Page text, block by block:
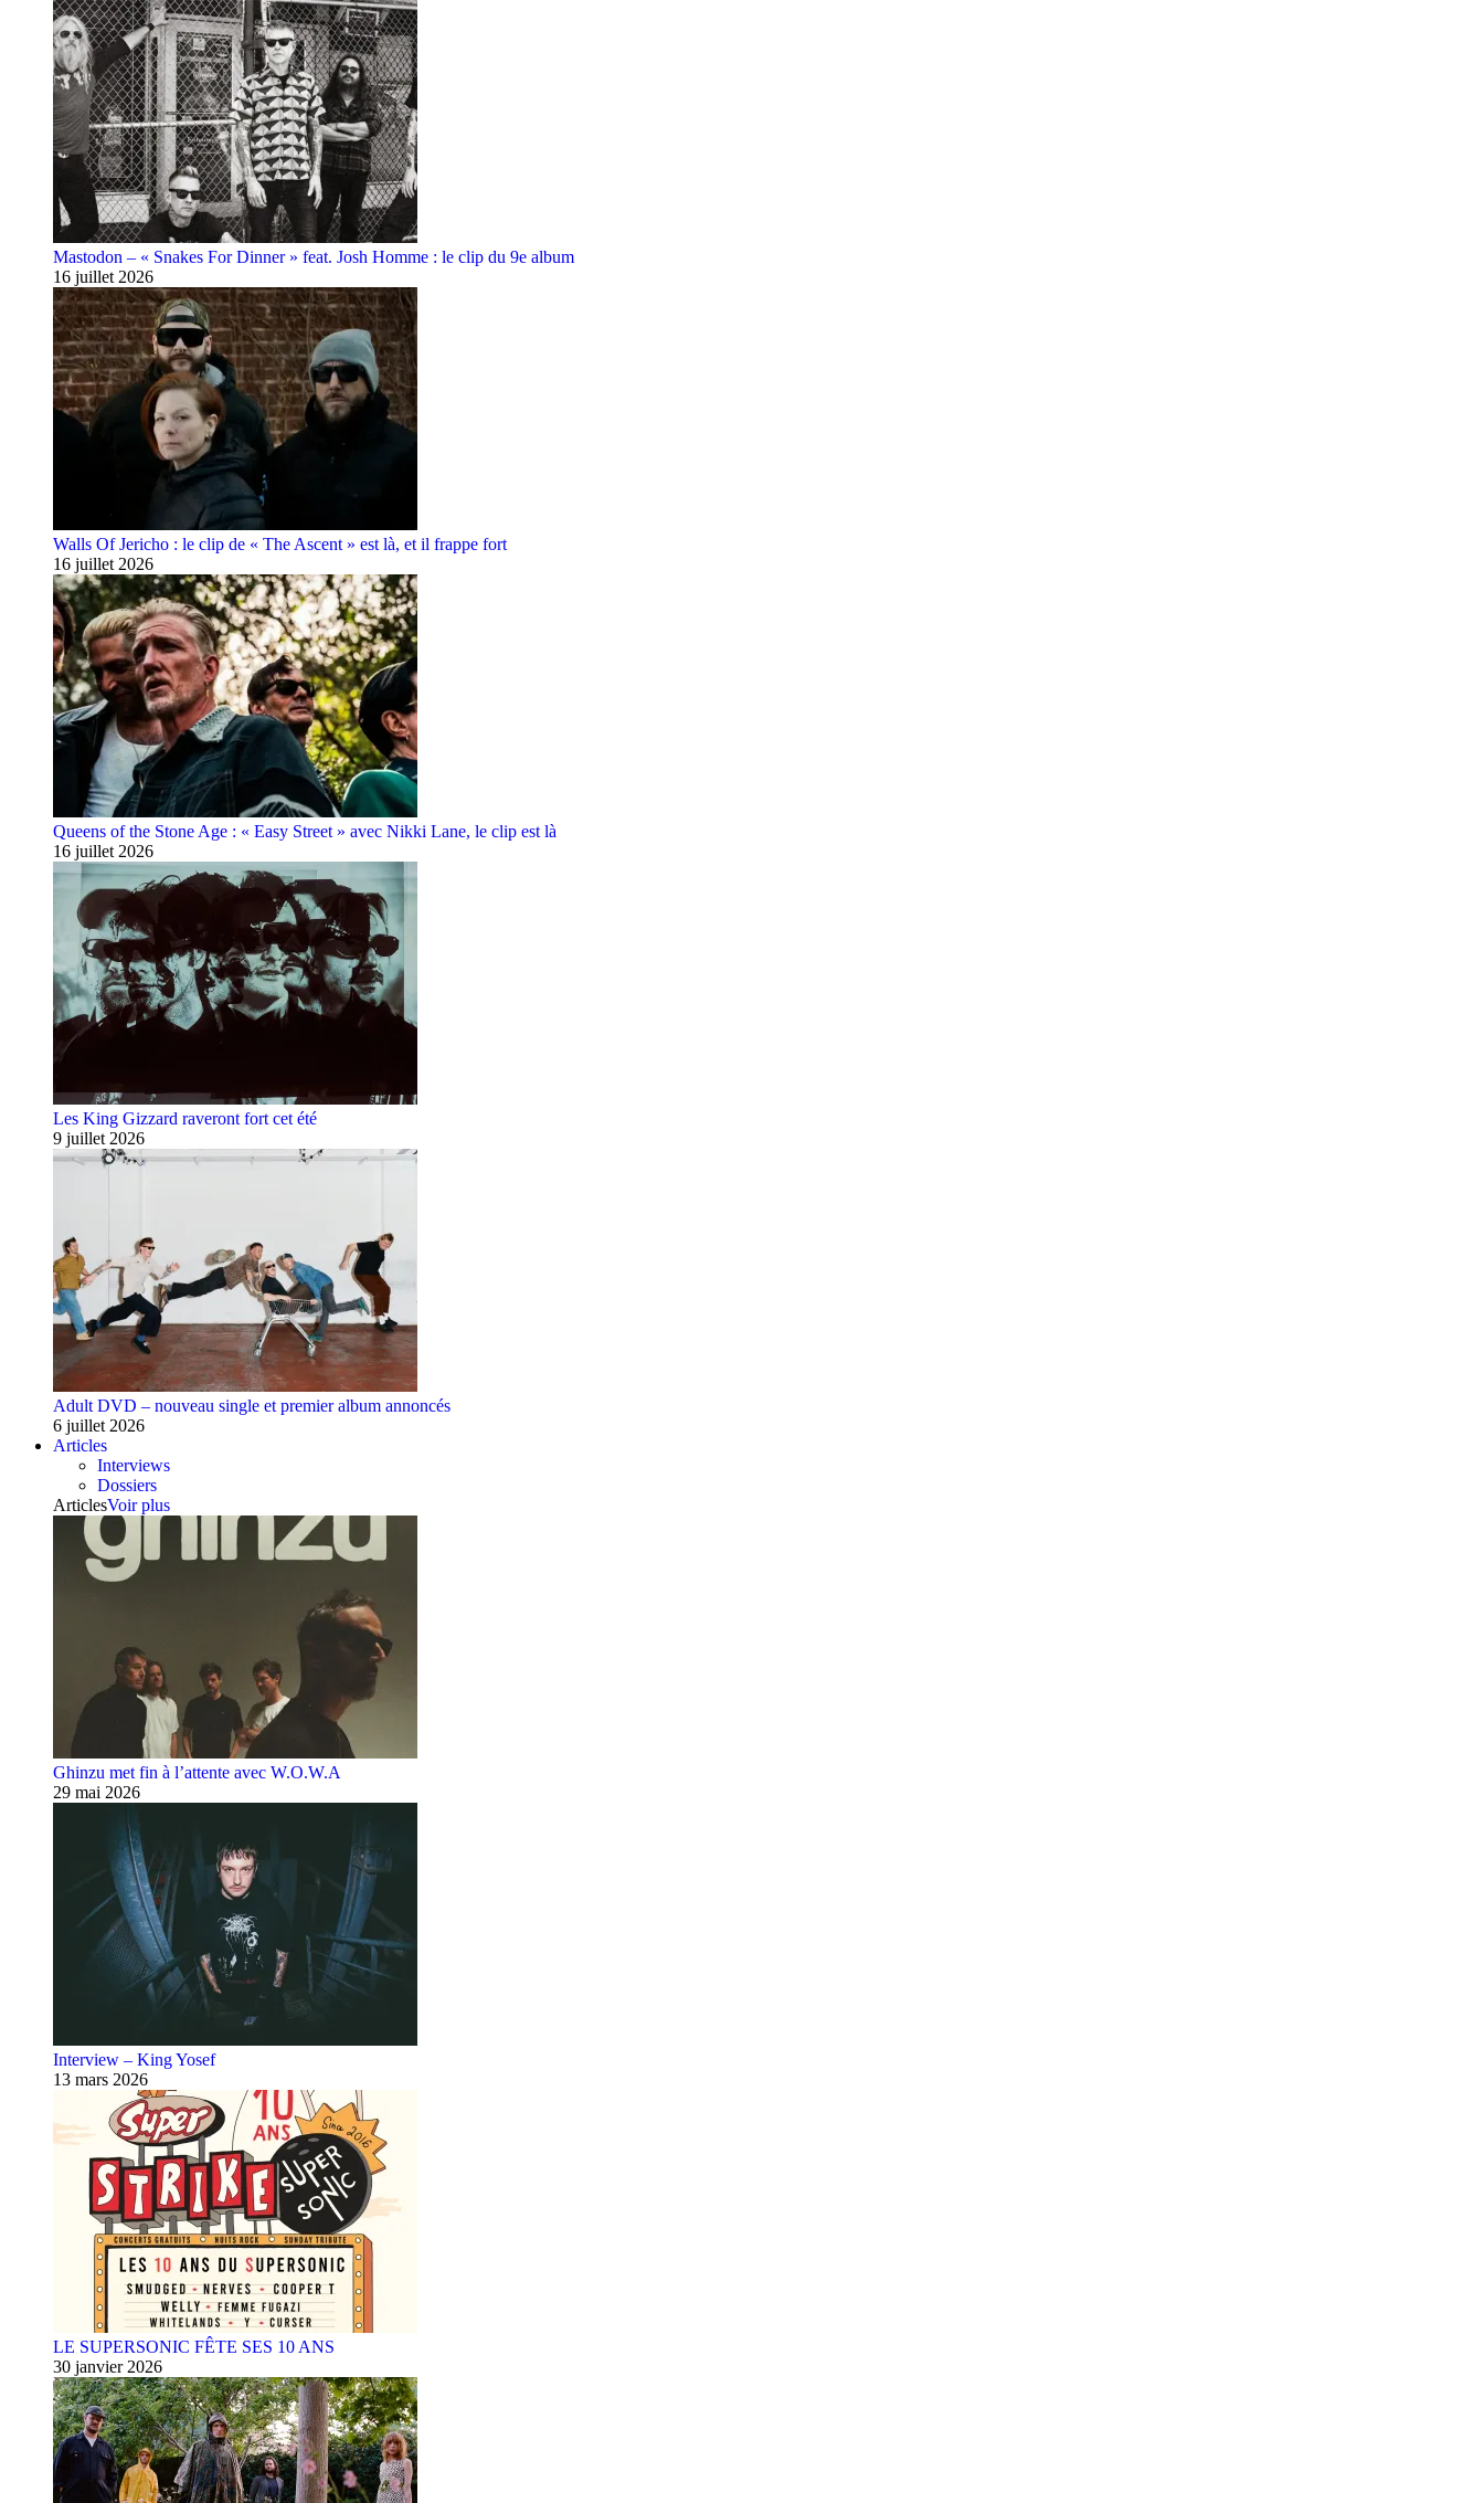
Mastodon – « Snakes For Dinner » feat. Josh Homme : le clip du 9e album
16 juillet 2026
Walls Of Jericho : le clip de « The Ascent » est là, et il frappe fort
16 juillet 2026
Queens of the Stone Age : « Easy Street » avec Nikki Lane, le clip est là
16 juillet 2026
Les King Gizzard raveront fort cet été
9 juillet 2026
Adult DVD – nouveau single et premier album annoncés
6 juillet 2026
Articles
Interviews
Dossiers
ArticlesVoir plus
Ghinzu met fin à l’attente avec W.O.W.A
29 mai 2026
Interview – King Yosef
13 mars 2026
LE SUPERSONIC FÊTE SES 10 ANS
30 janvier 2026